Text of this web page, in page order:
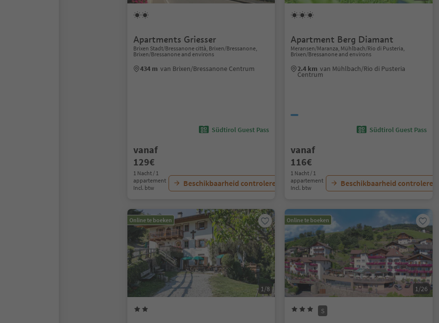
Apartments Griesser
Brixen Stadt/Bressanone città, Brixen/Bressanone,
Brixen/Bressanone and environs
434 m van Brixen/Bressanone Centrum
Südtirol Guest Pass
vanaf
129€
1 Nacht / 1
appartement
Incl. btw
Beschikbaarheid controleren
Apartment Berg Diamant
Meransen/Maranza, Mühlbach/Rio di Pusteria,
Brixen/Bressanone and environs
2.4 km van Mühlbach/Rio di Pusteria
Centrum
Südtirol Guest Pass
vanaf
116€
1 Nacht / 1
appartement
Incl. btw
Beschikbaarheid controleren
Online te boeken
1/8
Online te boeken
1/26
S